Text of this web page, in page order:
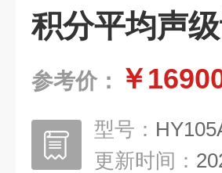
积分平均声
参考价： ￥
型号：
更新时间：